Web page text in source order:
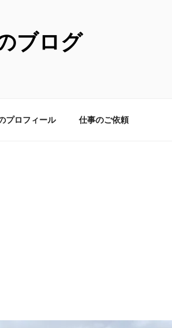
ブログ
プロフィール 仕事のご依頼